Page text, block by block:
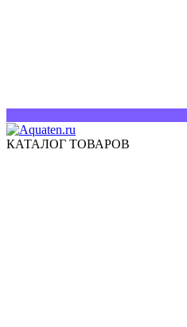
КАТАЛОГ ТОВАРОВ